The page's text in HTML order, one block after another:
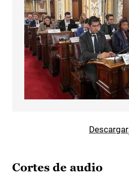
Descargar
Cortes de audio